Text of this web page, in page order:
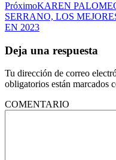
PróximoKAREN
SERRANO, LOS
EN 2023
Deja una respuesta
Tu dirección de correo
obligatorios están marcados
COMENTARIO